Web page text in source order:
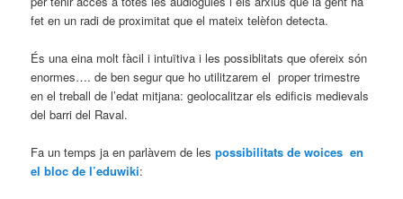
fet en un radi de proximitat que el mateix telèfon detecta.
És una eina molt fàcil i intuïtiva i les possiblitats que ofereix són
enormes…. de ben segur que ho utilitzarem el proper trimestre
en el treball de l’edat mitjana: geolocalitzar els edificis medievals
del barri del Raval.
Fa un temps ja en parlàvem de lespossibilitats de woices en
el bloc de l’eduwiki: